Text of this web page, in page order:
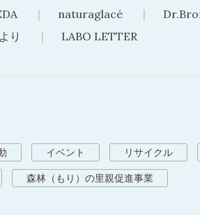
naturaglacé
り LABO LETTER
イベント リサイクル
森林（もり）の里親促進事業